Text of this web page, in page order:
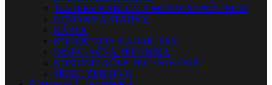
TESTERY KÁBLOV A MERACIE PRÍSTROJE
STOJANY A STATÍVY
KÁBLE
KONEKTORY A ADAPTÉRY
INŠTALAČNÁ TECHNIKA
KOMUNIKAČNÉ TECHNOLÓGIE
PRÍSLUŠENSTVO